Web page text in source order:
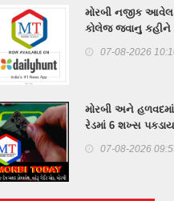
મોરબી નજીક આવેલ
કોલેજ જવાનુ
07-08-2026
મોરબી અને
રેડમાં 6 શખ્સ
07-08-2026